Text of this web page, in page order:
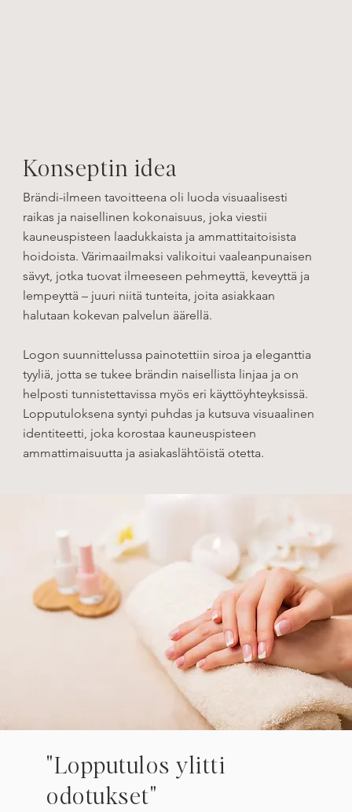
Konseptin idea
Brändi-ilmeen tavoitteena oli luoda visuaalisesti
raikas ja naisellinen kokonaisuus, joka viestii
kauneuspisteen laadukkaista ja ammattitaitoisista
hoidoista. Värimaailmaksi valikoitui vaaleanpunaisen
sävyt, jotka tuovat ilmeeseen pehmeyttä, keveyttä ja
lempeyttä – juuri niitä tunteita, joita asiakkaan
halutaan kokevan palvelun äärellä.
Logon suunnittelussa painotettiin siroa ja eleganttia
tyyliä, jotta se tukee brändin naisellista linjaa ja on
helposti tunnistettavissa myös eri käyttöyhteyksissä.
Lopputuloksena syntyi puhdas ja kutsuva visuaalinen
identiteetti, joka korostaa kauneuspisteen
ammattimaisuutta ja asiakaslähtöistä otetta.
"Lopputulos ylitti
odotukset"